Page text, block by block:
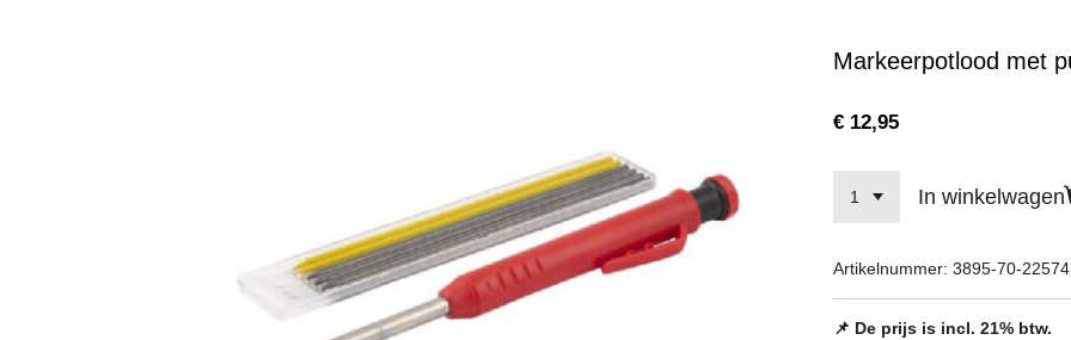
Markeerpotlood met
€ 12,95
In winkelwagen
Artikelnummer: 3895-70-22574
📌 De prijs is incl. 21% btw.